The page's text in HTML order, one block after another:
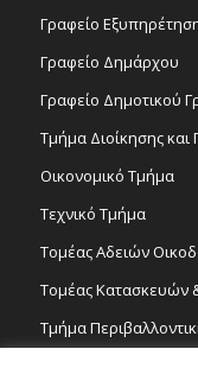
Γραφείο
Γραφείο Δημάρχου
Γραφείο Δημοτικού
Τμήμα Διοίκησης
Οικονομικό Τμήμα
Τεχνικό Τμήμα
Τομέας Αδειών
Τομέας Κατασκευών
Τμήμα